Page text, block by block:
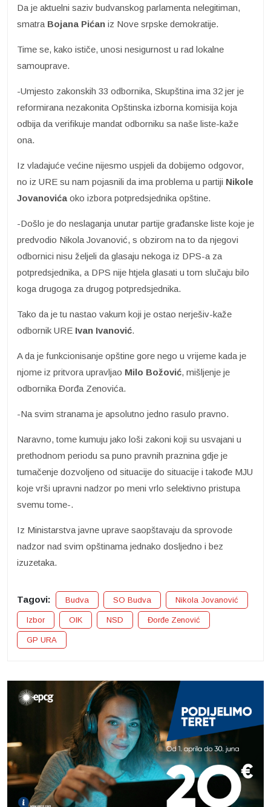
Da je aktuelni saziv budvanskog parlamenta nelegitiman,
smatra Bojana Pićan iz Nove srpske demokratije.
Time se, kako ističe, unosi nesigurnost u rad lokalne
samouprave.
-Umjesto zakonskih 33 odbornika, Skupština ima 32 jer je
reformirana nezakonita Opštinska izborna komisija koja
odbija da verifikuje mandat odborniku sa naše liste-kaže
ona.
Iz vladajuće većine nijesmo uspjeli da dobijemo odgovor,
no iz URE su nam pojasnili da ima problema u partiji Nikole
Jovanovića oko izbora potpredsjednika opštine.
-Došlo je do neslaganja unutar partije građanske liste koje je
predvodio Nikola Jovanović, s obzirom na to da njegovi
odbornici nisu željeli da glasaju nekoga iz DPS-a za
potpredsjednika, a DPS nije htjela glasati u tom slučaju bilo
koga drugoga za drugog potpredsjednika.
Tako da je tu nastao vakum koji je ostao nerješiv-kaže
odbornik URE Ivan Ivanović.
A da je funkcionisanje opštine gore nego u vrijeme kada je
njome iz pritvora upravljao Milo Božović, mišljenje je
odbornika Đorđa Zenovića.
-Na svim stranama je apsolutno jedno rasulo pravno.
Naravno, tome kumuju jako loši zakoni koji su usvajani u
prethodnom periodu sa puno pravnih praznina gdje je
tumačenje dozvoljeno od situacije do situacije i takođe MJU
koje vrši upravni nadzor po meni vrlo selektivno pristupa
svemu tome-.
Iz Ministarstva javne uprave saopštavaju da sprovode
nadzor nad svim opštinama jednako dosljedno i bez
izuzetaka.
Tagovi: Budva SO Budva Nikola Jovanović
Izbor OIK NSD Đorđe Zenović
GP URA